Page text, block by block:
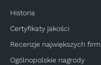
Historia
Certyfikaty jakości
Recenzje największych firm
Ogólnopolskie nagrody